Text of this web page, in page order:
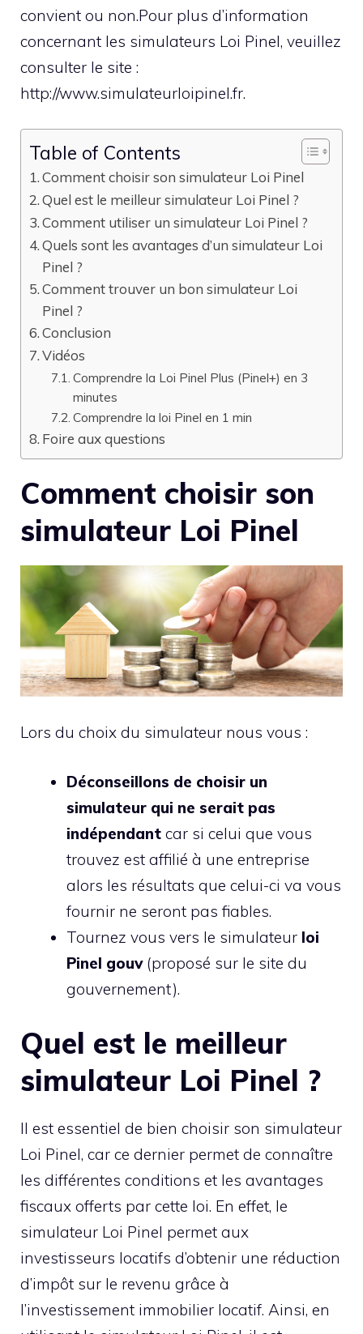
convient ou non.Pour plus d’information
concernant les simulateurs Loi Pinel, veuillez
consulter le site :
http://www.simulateurloipinel.fr.
Table of Contents
Comment choisir son simulateur Loi Pinel
Quel est le meilleur simulateur Loi Pinel ?
Comment utiliser un simulateur Loi Pinel ?
Quels sont les avantages d’un simulateur Loi
Pinel ?
Comment trouver un bon simulateur Loi
Pinel ?
Conclusion
Vidéos
Comprendre la Loi Pinel Plus (Pinel+) en 3
minutes
Comprendre la loi Pinel en 1 min
Foire aux questions
Comment choisir son
simulateur Loi Pinel
Lors du choix du simulateur nous vous :
Déconseillons de choisir un
simulateur qui ne serait pas
indépendant car si celui que vous
trouvez est affilié à une entreprise
alors les résultats que celui-ci va vous
fournir ne seront pas fiables.
Tournez vous vers le simulateur loi
Pinel gouv(proposé sur le site du
gouvernement).
Quel est le meilleur
simulateur Loi Pinel ?
Il est essentiel de bien choisir son simulateur
Loi Pinel, car ce dernier permet de connaître
les différentes conditions et les avantages
fiscaux offerts par cette loi. En effet, le
simulateur Loi Pinel permet aux
investisseurs locatifs d’obtenir une réduction
d’impôt sur le revenu grâce à
l’investissement immobilier locatif. Ainsi, en